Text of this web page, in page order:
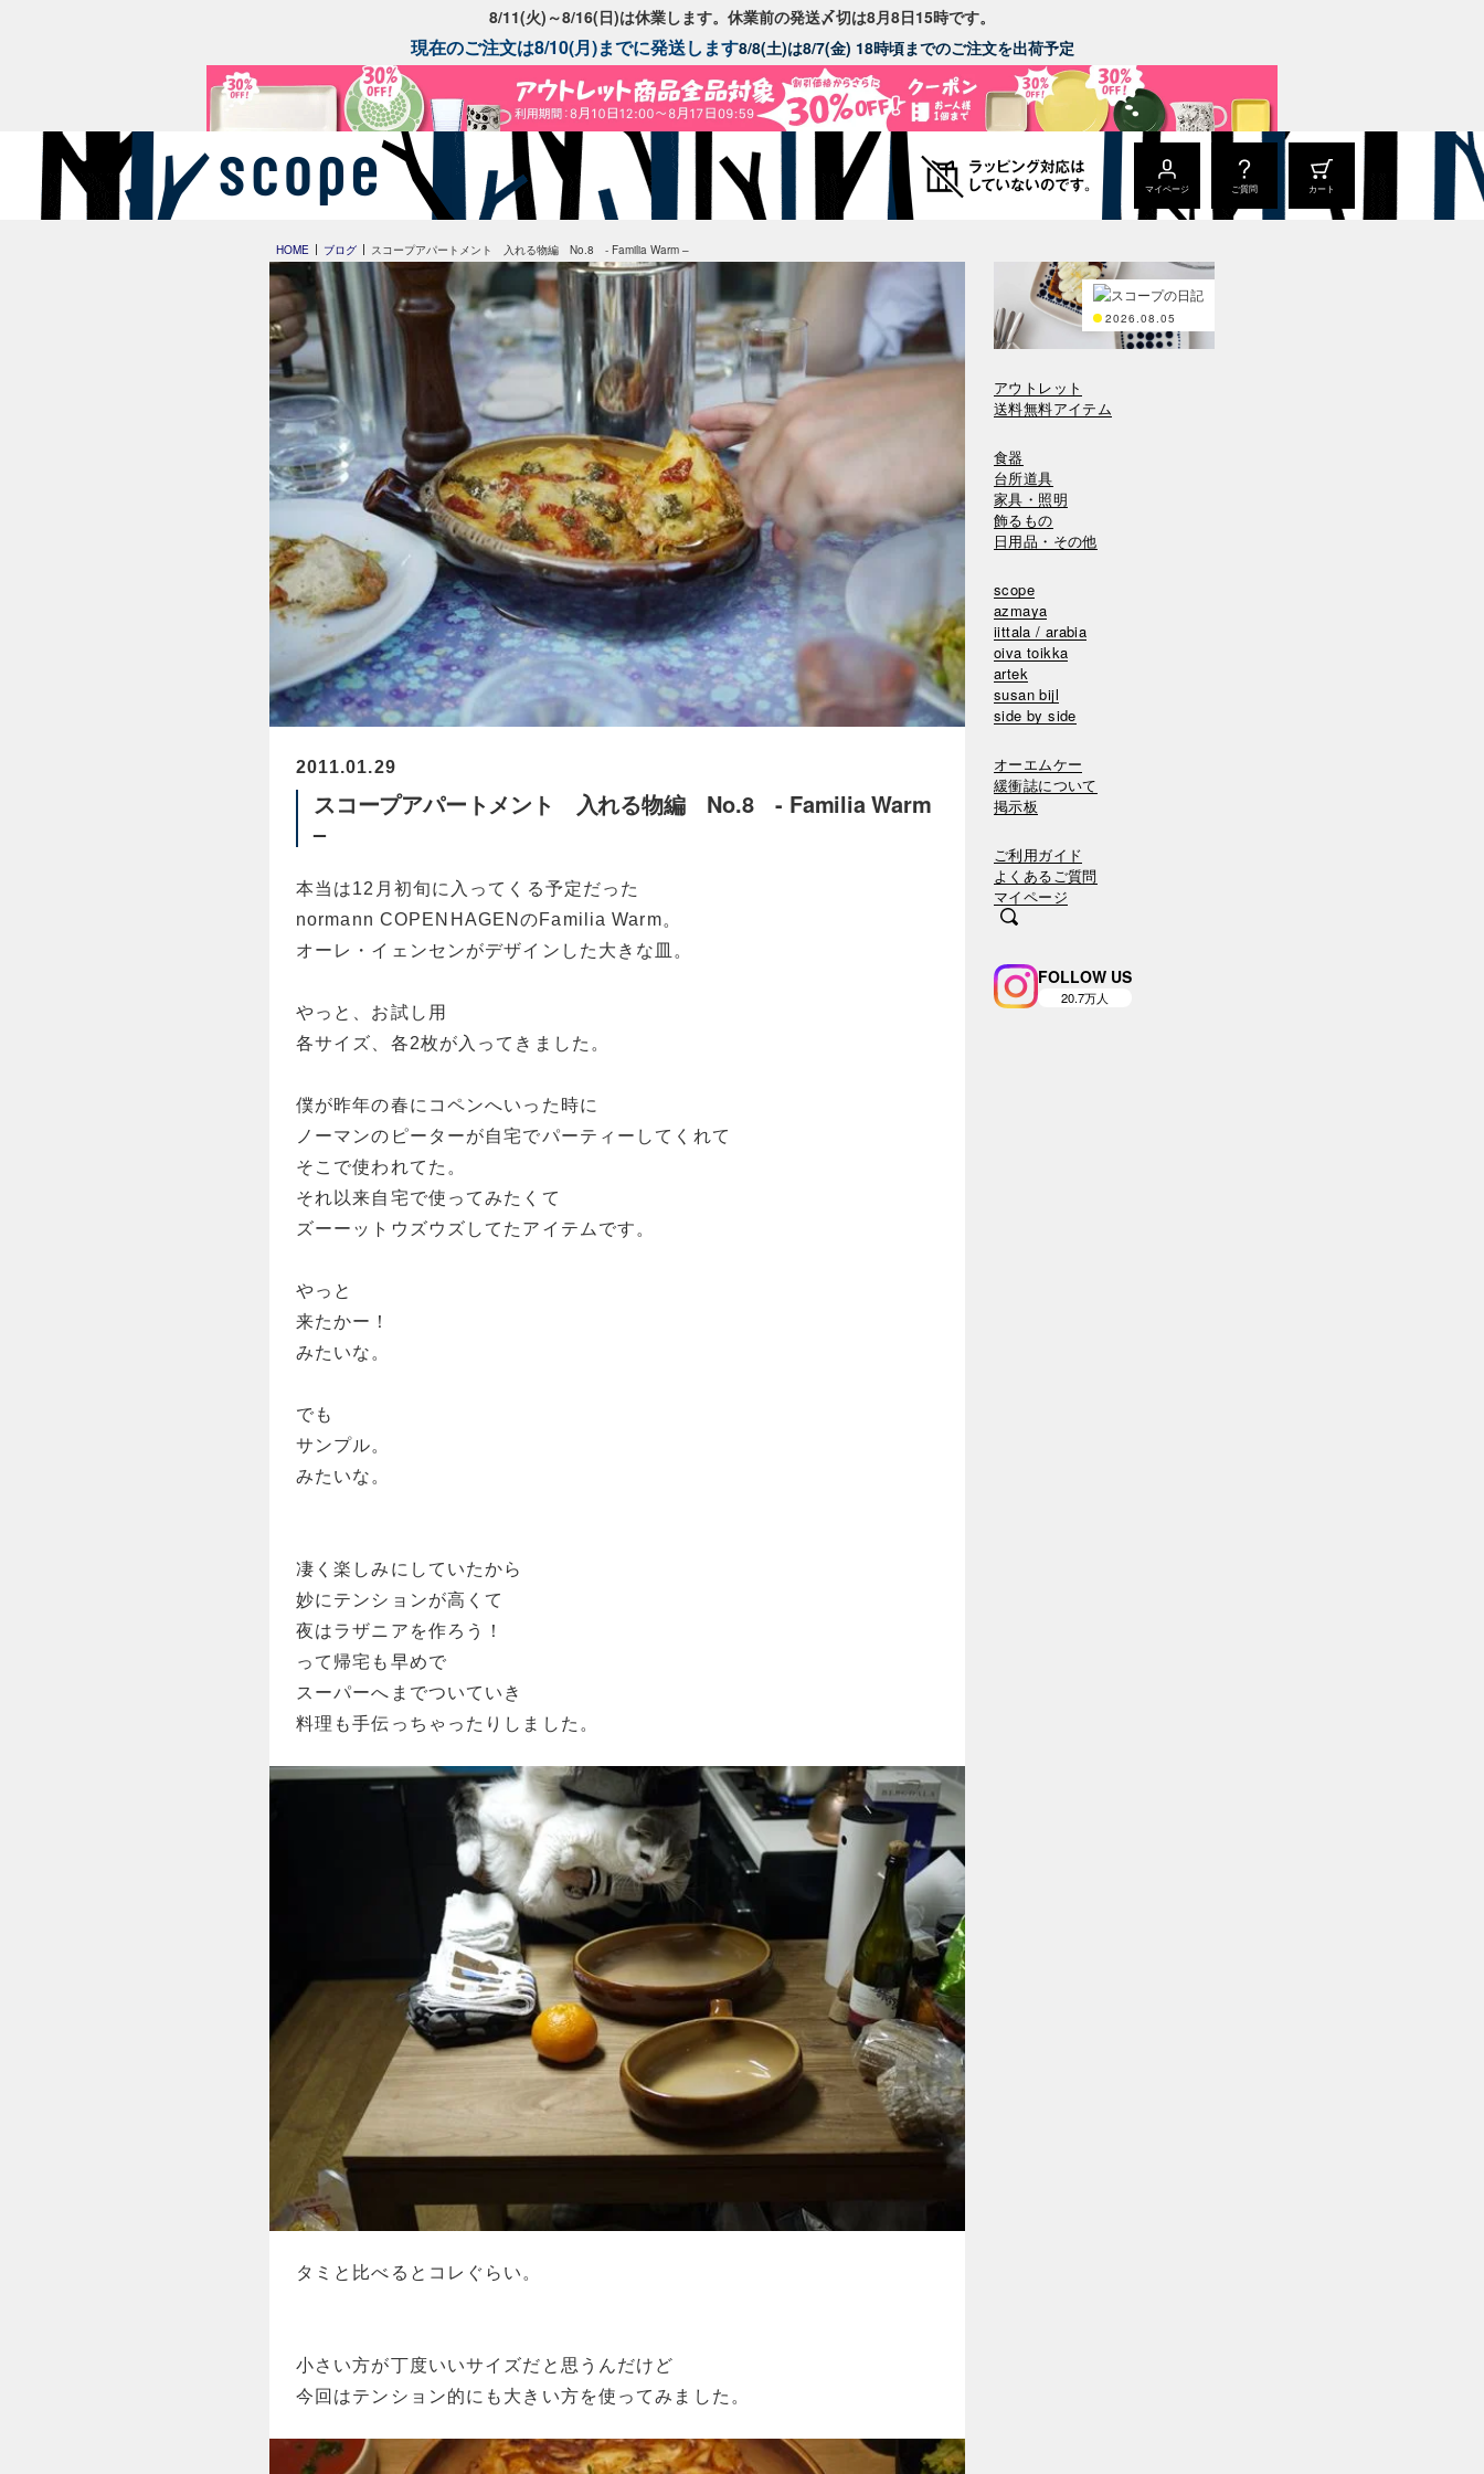
8/11(火)～8/16(日)は休業します。休業前の発送〆切は8月8日15時です。
現在のご注文は8/10(月)までに発送します8/8(土)は8/7(金) 18時頃までのご注文を出荷予定
マイページ ご質問 カート
HOME ブログ スコープアパートメント 入れる物編 No.8 - Familia Warm –
2011.01.29
スコープアパートメント 入れる物編 No.8 - Familia Warm
–
本当は12月初旬に入ってくる予定だった
normann COPENHAGENのFamilia Warm。
オーレ・イェンセンがデザインした大きな皿。
やっと、お試し用
各サイズ、各2枚が入ってきました。
僕が昨年の春にコペンへいった時に
ノーマンのピーターが自宅でパーティーしてくれて
そこで使われてた。
それ以来自宅で使ってみたくて
ズーーットウズウズしてたアイテムです。
やっと
来たかー！
みたいな。
でも
サンプル。
みたいな。
凄く楽しみにしていたから
妙にテンションが高くて
夜はラザニアを作ろう！
って帰宅も早めで
スーパーへまでついていき
料理も手伝っちゃったりしました。
タミと比べるとコレぐらい。
小さい方が丁度いいサイズだと思うんだけど
今回はテンション的にも大きい方を使ってみました。
2026.08.05
アウトレット
送料無料アイテム
食器
台所道具
家具・照明
飾るもの
日用品・その他
scope
azmaya
iittala / arabia
oiva toikka
artek
susan bijl
side by side
オーエムケー
緩衝誌について
掲示板
ご利用ガイド
よくあるご質問
マイページ
FOLLOW US